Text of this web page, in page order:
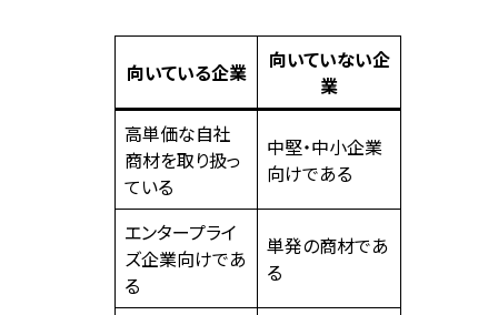
向いている企業
向いていない企
業
高単価な自社
商材を取り扱っ
ている
中堅・中小企業
向けである
エンタープライ
ズ企業向けであ
る
単発の商材であ
る